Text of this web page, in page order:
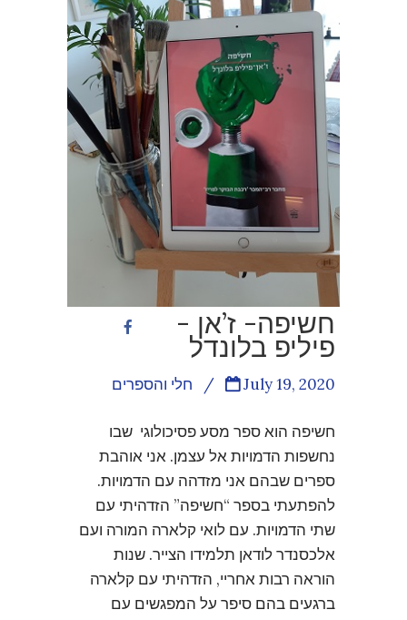
חשיפה- ז’אן -
פיליפ בלונדל
חלי והספרים / July 19, 2020
חשיפה הוא ספר מסע פסיכולוגי שבו
נחשפות הדמויות אל עצמן. אני אוהבת
ספרים שבהם אני מזדהה עם הדמויות.
להפתעתי בספר “חשיפה” הזדהיתי עם
שתי הדמויות. עם לואי קלארה המורה ועם
אלכסנדר לודאן תלמידו הצייר. שנות
הוראה רבות אחריי, הזדהיתי עם קלארה
ברגעים בהם סיפר על המפגשים עם